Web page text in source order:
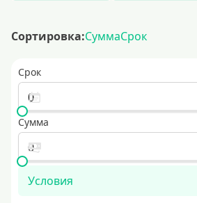
Сортировка:СуммаСрок
Срок
Сумма
Условия